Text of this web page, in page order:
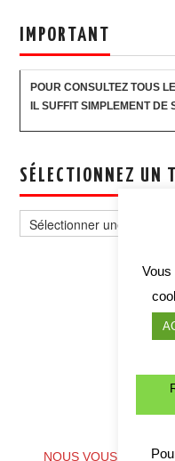
IMPORTANT
POUR CONSULTEZ TOUS
IL SUFFIT SIMPLEMENT DE
SÉLECTIONNEZ UN
un
thème
NOUS VOUS
Vous